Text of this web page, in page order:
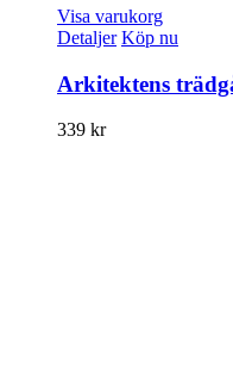
Visa varukorg
Detaljer Köp nu
Arkitektens
339 kr